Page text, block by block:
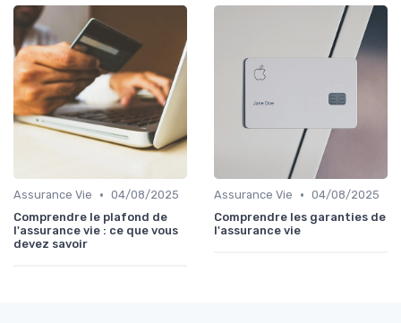
Assurance Vie • 04/08/2025
Comprendre le plafond de
l'assurance vie : ce que vous
devez savoir
Assurance Vie • 04/08/2025
Comprendre les garanties de
l'assurance vie